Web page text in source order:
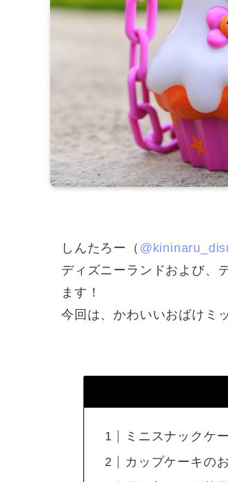
しんたろー（
ディズニーランドおよび、
ます！
今回は、かわいいおばけミ
ミニスナックケ
カップケーキの